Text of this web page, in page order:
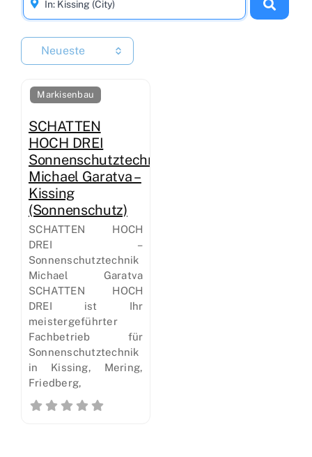
Neueste
Markisenbau
SCHATTEN
HOCH DREI
Sonnenschutztechnik
Michael Garatva –
Kissing
(Sonnenschutz)
SCHATTEN HOCH
DREI –
Sonnenschutztechnik
Michael Garatva
SCHATTEN HOCH
DREI ist Ihr
meistergeführter
Fachbetrieb für
Sonnenschutztechnik
in Kissing, Mering,
Friedberg,